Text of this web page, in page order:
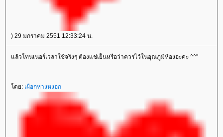
) 29 มกราคม 2551 12:33:24 น.
แล้วโทนเนอร์เวลาใช้จริงๆ ต้องแช่เย็นหรือว่าควรไว้ในอุณภูมิห้องอะคะ ^^''
โดย: เผือกหางหงอก